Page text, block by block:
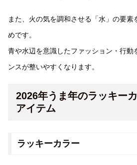
また、火の気を調和させる「水」の要素
めです。
青や水辺を意識したファッション・行動
ンスが整いやすくなります。
2026年うま年のラッキー
アイテム
ラッキーカラー